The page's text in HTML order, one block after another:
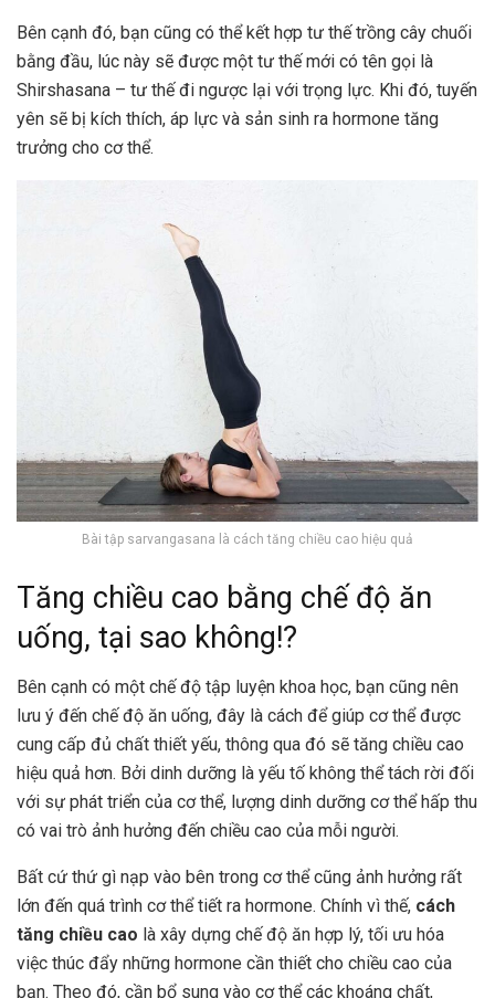
Bên cạnh đó, bạn cũng có thể kết hợp tư thế trồng cây chuối
bằng đầu, lúc này sẽ được một tư thế mới có tên gọi là
Shirshasana – tư thế đi ngược lại với trọng lực. Khi đó, tuyến
yên sẽ bị kích thích, áp lực và sản sinh ra hormone tăng
trưởng cho cơ thể.
Bài tập sarvangasana là cách tăng chiều cao hiệu quả
Tăng chiều cao bằng chế độ ăn
uống, tại sao không!?
Bên cạnh có một chế độ tập luyện khoa học, bạn cũng nên
lưu ý đến chế độ ăn uống, đây là cách để giúp cơ thể được
cung cấp đủ chất thiết yếu, thông qua đó sẽ tăng chiều cao
hiệu quả hơn. Bởi dinh dưỡng là yếu tố không thể tách rời đối
với sự phát triển của cơ thể, lượng dinh dưỡng cơ thể hấp thu
có vai trò ảnh hưởng đến chiều cao của mỗi người.
Bất cứ thứ gì nạp vào bên trong cơ thể cũng ảnh hưởng rất
lớn đến quá trình cơ thể tiết ra hormone. Chính vì thế, cách
tăng chiều cao là xây dựng chế độ ăn hợp lý, tối ưu hóa
việc thúc đẩy những hormone cần thiết cho chiều cao của
bạn. Theo đó, cần bổ sung vào cơ thể các khoáng chất,